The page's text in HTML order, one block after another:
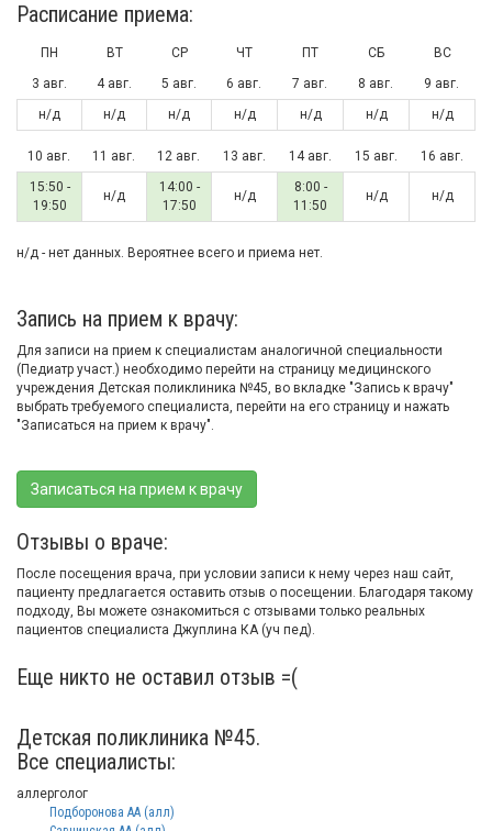
Расписание приема:
ПН ВТ СР ЧТ ПТ СБ
ВС
3 авг.
4 авг. 5 авг. 6 авг. 7 авг. 8 авг.
9 авг.
н/д
н/д н/д н/д н/д н/д н/д
10 авг. 11 авг. 12 авг. 13 авг. 14 авг. 15 авг.
16 авг.
15:50 -
19:50
н/д
14:00 -
17:50
н/д
8:00 -
11:50
н/д н/д
н/д - нет данных. Вероятнее всего и приема нет.
Запись на прием к врачу:
Для записи на прием к специалистам аналогичной специальности
(Педиатр участ.) необходимо перейти на страницу медицинского
учреждения Детская поликлиника №45, во вкладке "Запись к врачу"
выбрать требуемого специалиста, перейти на его страницу и нажать
"Записаться на прием к врачу".
Записаться на прием к врачу
Отзывы о враче:
После посещения врача, при условии записи к нему через наш сайт,
пациенту предлагается оставить отзыв о посещении. Благодаря такому
подходу, Вы можете ознакомиться с отзывами только реальных
пациентов специалиста Джуплина КА (уч пед).
Еще никто не оставил отзыв =(
Детская поликлиника №45.
Все специалисты:
аллерголог
Подборонова АА (алл)